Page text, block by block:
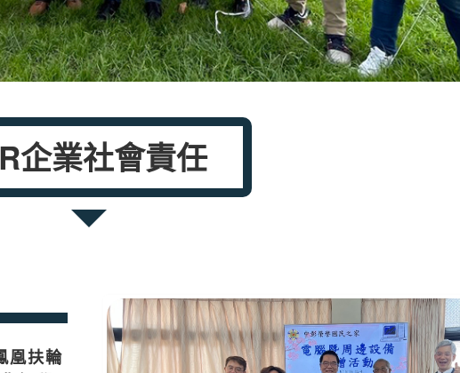
企業社會責任
凰扶輪